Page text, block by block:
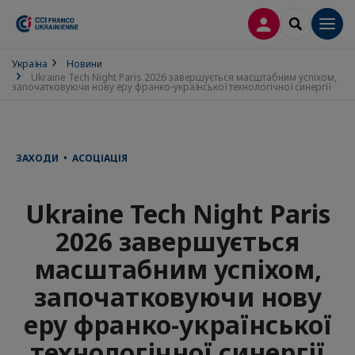
ВХІД SEARCH
Україна
Новини
Ukraine Tech Night Paris 2026 завершується масштабним успіхом,
започатковуючи нову еру франко-української технологічної синергії
ЗАХОДИ • АСОЦІАЦІЯ
Ukraine Tech Night Paris
2026 завершується
масштабним успіхом,
започатковуючи нову
еру франко-української